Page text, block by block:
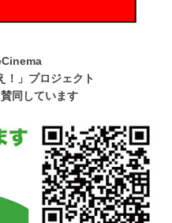
！」プロジェクト
同しています